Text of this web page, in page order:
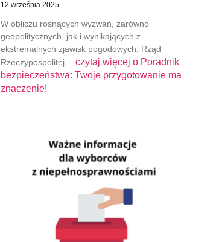
12 września 2025
W obliczu rosnących wyzwań, zarówno
geopolitycznych, jak i wynikających z
ekstremalnych zjawisk pogodowych, Rząd
Rzeczypospolitej… czytaj więcej oPoradnik
bezpieczeństwa: Twoje przygotowanie ma
znaczenie!